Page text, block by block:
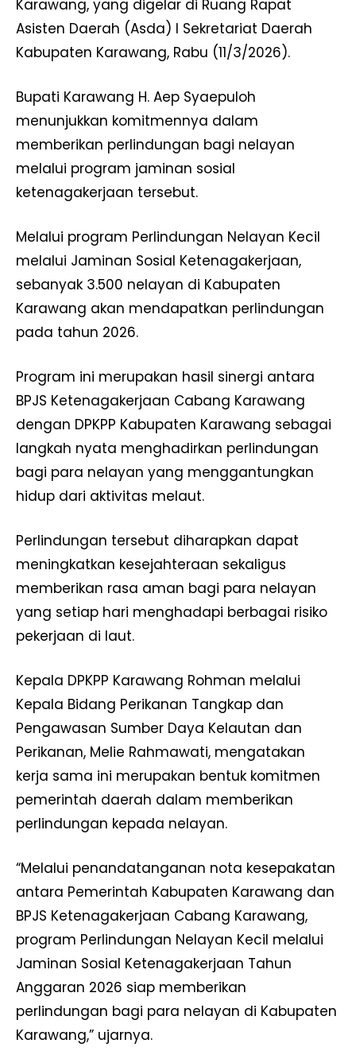
Karawang, yang digelar di Ruang Rapat
Asisten Daerah (Asda) I Sekretariat Daerah
Kabupaten Karawang, Rabu (11/3/2026).
Bupati Karawang H. Aep Syaepuloh
menunjukkan komitmennya dalam
memberikan perlindungan bagi nelayan
melalui program jaminan sosial
ketenagakerjaan tersebut.
Melalui program Perlindungan Nelayan Kecil
melalui Jaminan Sosial Ketenagakerjaan,
sebanyak 3.500 nelayan di Kabupaten
Karawang akan mendapatkan perlindungan
pada tahun 2026.
Program ini merupakan hasil sinergi antara
BPJS Ketenagakerjaan Cabang Karawang
dengan DPKPP Kabupaten Karawang sebagai
langkah nyata menghadirkan perlindungan
bagi para nelayan yang menggantungkan
hidup dari aktivitas melaut.
Perlindungan tersebut diharapkan dapat
meningkatkan kesejahteraan sekaligus
memberikan rasa aman bagi para nelayan
yang setiap hari menghadapi berbagai risiko
pekerjaan di laut.
Kepala DPKPP Karawang Rohman melalui
Kepala Bidang Perikanan Tangkap dan
Pengawasan Sumber Daya Kelautan dan
Perikanan, Melie Rahmawati, mengatakan
kerja sama ini merupakan bentuk komitmen
pemerintah daerah dalam memberikan
perlindungan kepada nelayan.
“Melalui penandatanganan nota kesepakatan
antara Pemerintah Kabupaten Karawang dan
BPJS Ketenagakerjaan Cabang Karawang,
program Perlindungan Nelayan Kecil melalui
Jaminan Sosial Ketenagakerjaan Tahun
Anggaran 2026 siap memberikan
perlindungan bagi para nelayan di Kabupaten
Karawang,” ujarnya.